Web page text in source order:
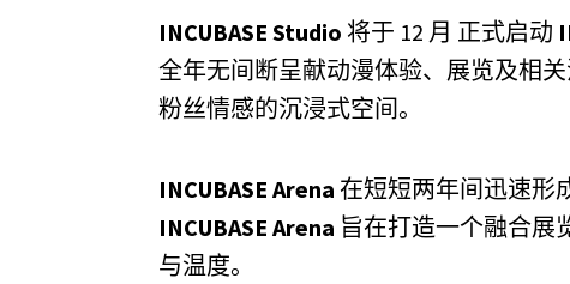
INCUBASE Studio 将于 12 月 正式启动
全年无间断呈献动漫体验、展览及相
粉丝情感的沉浸式空间。
INCUBASE Arena 在短短两年间迅速形
INCUBASE Arena 旨在打造一个融合展
与温度。